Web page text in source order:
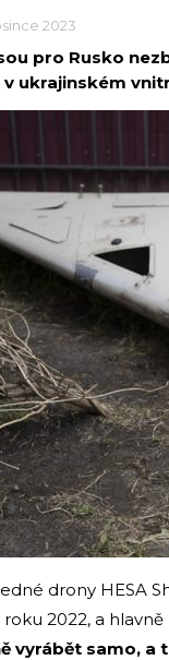
2023
pro Rusko
ukrajinském
drony HESA
2022, a
vyrábět samo, a